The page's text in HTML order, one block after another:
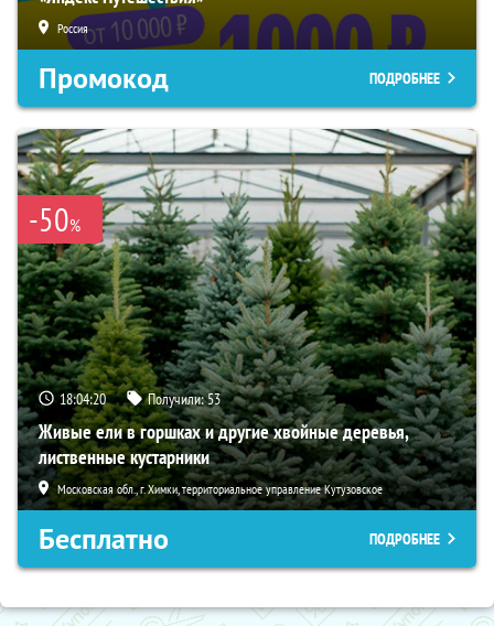
Россия
Промокод ПОДРОБНЕЕ
-50%
18:04:19 Получили:53
Живые ели в горшках и другие хвойные деревья,
лиственные кустарники
Московская обл., г. Химки, территориальное управление Кутузовское
Бесплатно ПОДРОБНЕЕ